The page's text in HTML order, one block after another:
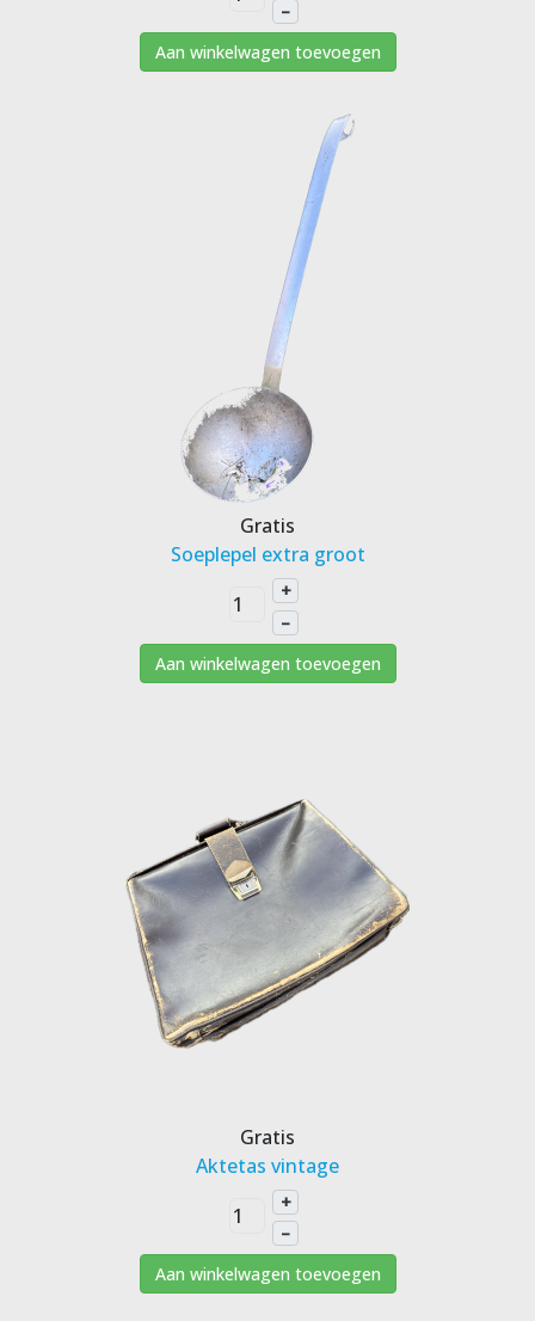
–
Aan winkelwagen toevoegen
Gratis
Soeplepel extra groot
+
–
Aan winkelwagen toevoegen
Gratis
Aktetas vintage
+
–
Aan winkelwagen toevoegen